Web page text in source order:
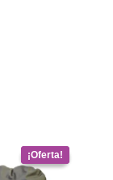
Este
producto